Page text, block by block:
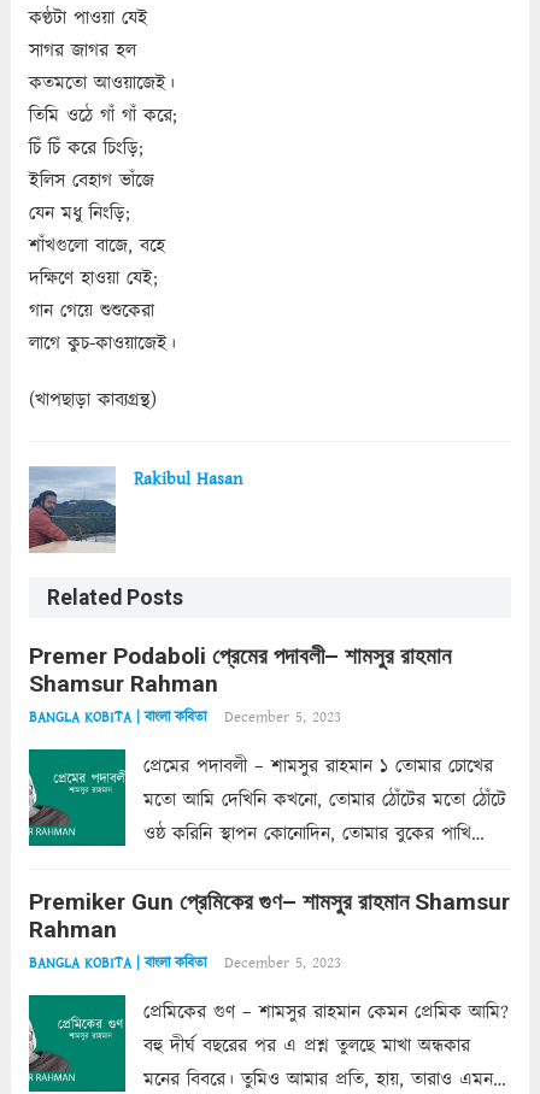
কণ্ঠটা পাওয়া যেই
সাগর জাগর হল
কতমতো আওয়াজেই।
তিমি ওঠে গাঁ গাঁ করে;
চিঁ চিঁ করে চিংড়ি;
ইলিস বেহাগ ভাঁজে
যেন মধু নিংড়ি;
শাঁখগুলো বাজে, বহে
দক্ষিণে হাওয়া যেই;
গান গেয়ে শুশুকেরা
লাগে কুচ-কাওয়াজেই।
(খাপছাড়া কাব্যগ্রন্থ)
Rakibul Hasan
Related Posts
Premer Podaboli প্রেমের পদাবলী– শামসুর রাহমান
Shamsur Rahman
BANGLA KOBITA | বাংলা কবিতা December 5, 2023
প্রেমের পদাবলী – শামসুর রাহমান ১ তোমার চোখের
মতো আমি দেখিনি কখনো, তোমার ঠোঁটের মতো ঠোঁটে
ওষ্ঠ করিনি স্থাপন কোনোদিন, তোমার বুকের পাখি
কোথাও কি এরকম ছায়া দেয় ক্লান্তির প্রহরে? মুছে
Premiker Gun প্রেমিকের গুণ– শামসুর রাহমান Shamsur
Rahman
BANGLA KOBITA | বাংলা কবিতা December 5, 2023
প্রেমিকের গুণ – শামসুর রাহমান কেমন প্রেমিক আমি?
বহু দীর্ঘ বছরের পর এ প্রশ্ন তুলছে মাখা অন্ধকার
মনের বিবরে। তুমিও আমার প্রতি, হায়, তারাও এমন